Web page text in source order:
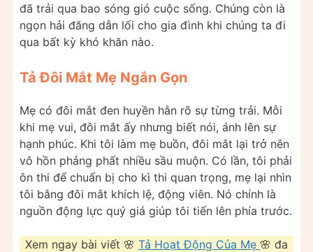
đã trải qua bao sóng gió cuộc sống. Chúng còn là
ngọn hải đăng dẫn lối cho gia đình khi chúng ta đi
qua bất kỳ khó khăn nào.
Tả Đôi Mắt Mẹ Ngắn Gọn
Mẹ có đôi mắt đen huyền hằn rõ sự từng trải. Mỗi
khi mẹ vui, đôi mắt ấy nhưng biết nói, ánh lên sự
hạnh phúc. Khi tôi làm mẹ buồn, đôi mắt lại trở nên
vô hồn phảng phất nhiều sầu muộn. Có lần, tôi phải
ôn thi để chuẩn bị cho kì thi quan trọng, mẹ lại nhìn
tôi bằng đôi mắt khích lệ, động viên. Nó chính là
nguồn động lực quý giá giúp tôi tiến lên phía trước.
Xem ngay bài viết 🌸 Tả Hoạt Động Của Mẹ 🌸 đa